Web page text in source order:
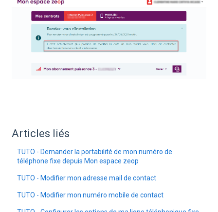
Articles liés
TUTO - Demander la portabilité de mon numéro de
téléphone fixe depuis Mon espace zeop
TUTO - Modifier mon adresse mail de contact
TUTO - Modifier mon numéro mobile de contact